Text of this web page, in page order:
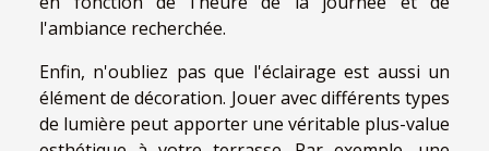
l'ambiance recherchée.
Enfin, n'oubliez pas que l'éclairage est aussi un
élément de décoration. Jouer avec différents types
de lumière peut apporter une véritable plus-value